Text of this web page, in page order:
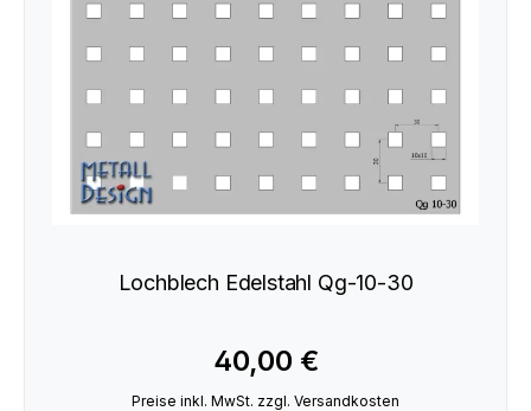
Lochblech Edelstahl Qg-10-30
40,00 €
Preise inkl. MwSt. zzgl. Versandkosten